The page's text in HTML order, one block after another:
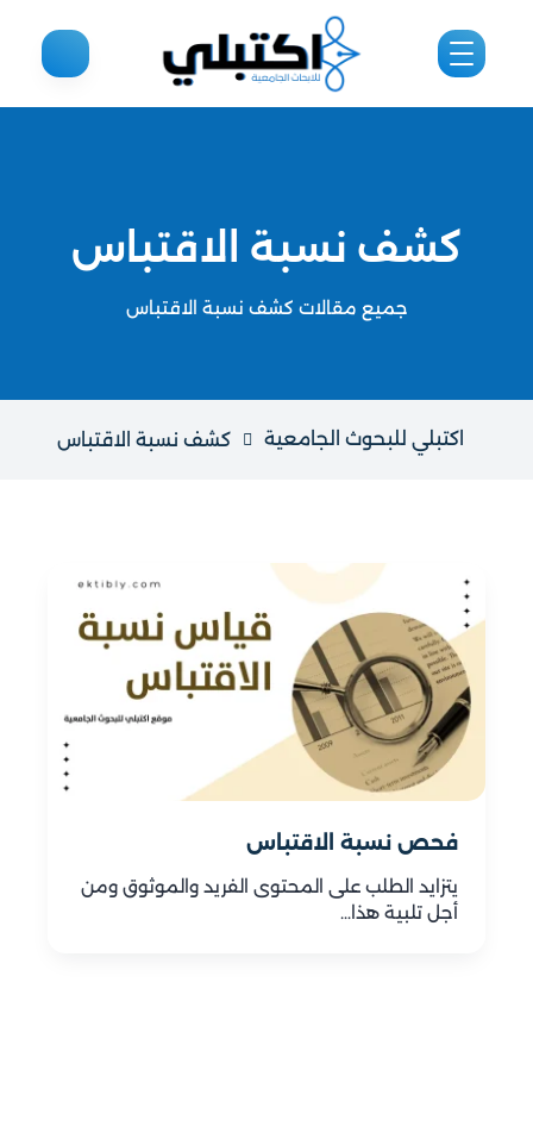
كشف نسبة الاقتباس
جميع مقالات كشف نسبة الاقتباس
اكتبلي للبحوث الجامعية كشف نسبة الاقتباس
فحص نسبة الاقتباس
يتزايد الطلب على المحتوى الفريد والموثوق ومن
أجل تلبية هذا…